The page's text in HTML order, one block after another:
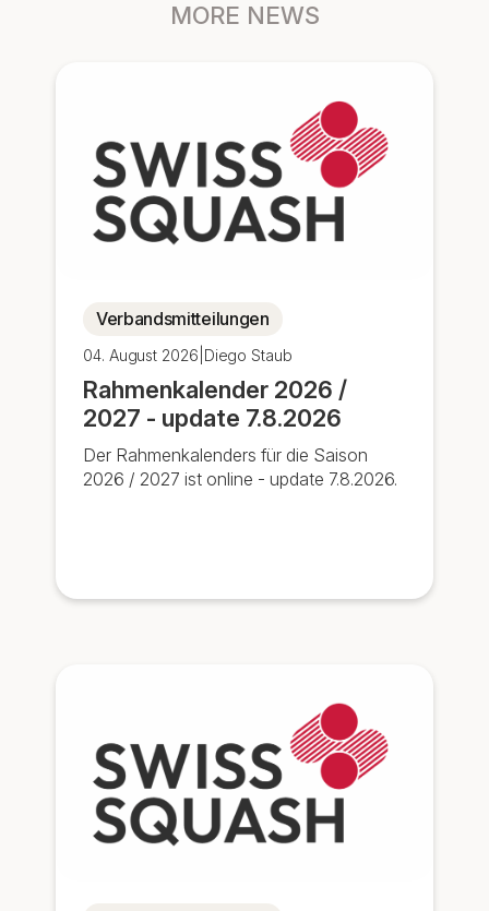
MORE NEWS
Verbandsmitteilungen
04. August 2026 Diego Staub
Rahmenkalender 2026 /
2027 - update 7.8.2026
Der Rahmenkalenders für die Saison
2026 / 2027 ist online - update 7.8.2026.